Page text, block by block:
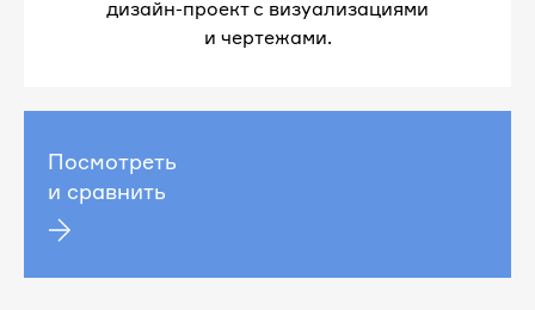
дизайн-проект с визуализациями
и чертежами.
Посмотреть
и сравнить